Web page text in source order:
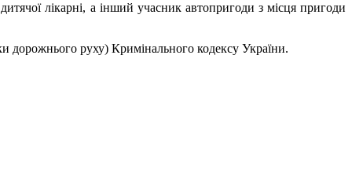
лікарні, а інший учасник автопригоди з місця пригоди
дорожнього руху) Кримінального кодексу України.